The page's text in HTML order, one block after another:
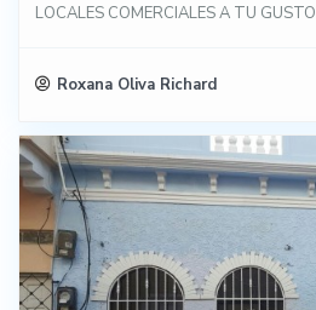
LOCALES COMERCIALES A TU GUSTO
Roxana Oliva Richard